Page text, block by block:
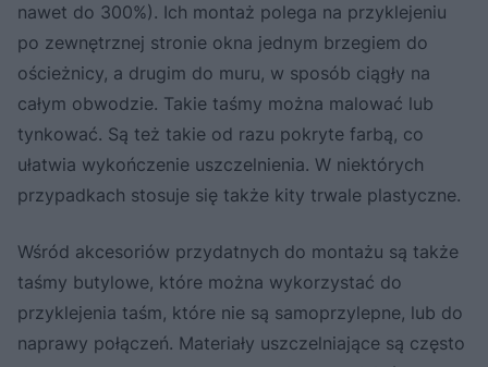
nawet do 300%). Ich montaż polega na przyklejeniu
po zewnętrznej stronie okna jednym brzegiem do
ościeżnicy, a drugim do muru, w sposób ciągły na
całym obwodzie. Takie taśmy można malować lub
tynkować. Są też takie od razu pokryte farbą, co
ułatwia wykończenie uszczelnienia. W niektórych
przypadkach stosuje się także kity trwale plastyczne.
Wśród akcesoriów przydatnych do montażu są także
taśmy butylowe, które można wykorzystać do
przyklejenia taśm, które nie są samoprzylepne, lub do
naprawy połączeń. Materiały uszczelniające są często